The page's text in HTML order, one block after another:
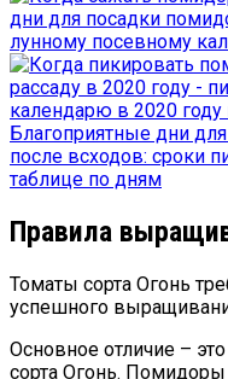
дни для посадки
лунному посевному
Благоприятные дни
после всходов: сроки
таблице по дням
Правила
Томаты сорта Огонь
успешного
Основное отличие –
сорта Огонь.